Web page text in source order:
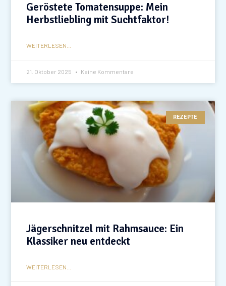
Geröstete Tomatensuppe: Mein
Herbstliebling mit Suchtfaktor!
WEITERLESEN...
21. Oktober 2025 Keine Kommentare
REZEPTE
Jägerschnitzel mit Rahmsauce: Ein
Klassiker neu entdeckt
WEITERLESEN...